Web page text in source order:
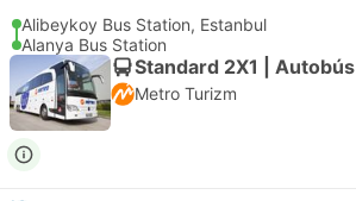
Alibeykoy Bus Station, Estanbul
Alanya Bus Station
Standard 2X1 | Autobús
Metro Turizm